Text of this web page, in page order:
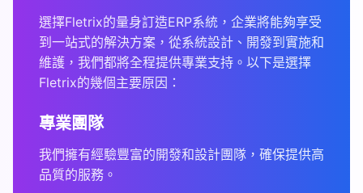
選擇Fletrix的量身訂造ERP系統，企業將能夠享受
到一站式的解決方案，從系統設計、開發到實施和
維護，我們都將全程提供專業支持。以下是選擇
Fletrix的幾個主要原因：
專業團隊
我們擁有經驗豐富的開發和設計團隊，確保提供高
品質的服務。